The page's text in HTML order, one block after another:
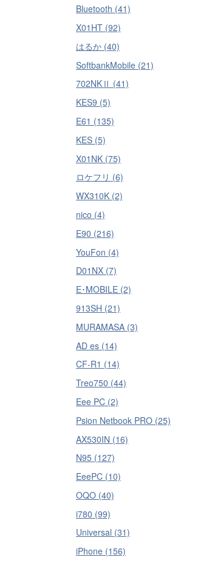
Bluetooth (41)
X01HT (92)
はるか (40)
SoftbankMobile (21)
702NKⅡ (41)
KES9 (5)
E61 (135)
KES (5)
X01NK (75)
ロケフリ (6)
WX310K (2)
nico (4)
E90 (216)
YouFon (4)
D01NX (7)
E･MOBILE (2)
913SH (21)
MURAMASA (3)
AD es (14)
CF-R1 (14)
Treo750 (44)
Eee PC (2)
Psion Netbook PRO (25)
AX530IN (16)
N95 (127)
EeePC (10)
OQO (40)
i780 (99)
Universal (31)
iPhone (156)